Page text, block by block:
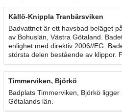
Källö-Knippla Tranbärsviken
Badvattnet är ett havsbad beläget
av Bohuslän, Västra Götaland.
enlighet med direktiv 2006//EG.
största delen bestående av klippor.
Timmerviken, Björkö
Badplats Timmerviken, Björkö
Götalands län.